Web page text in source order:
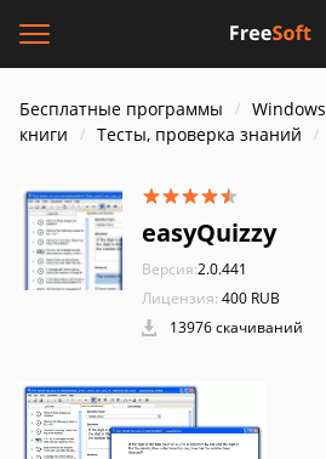
Бесплатные программы Windows
книги
Тесты, проверка знаний
easyQuizzy
Версия:2.0.441
Лицензия: 400 RUB
13976 скачиваний